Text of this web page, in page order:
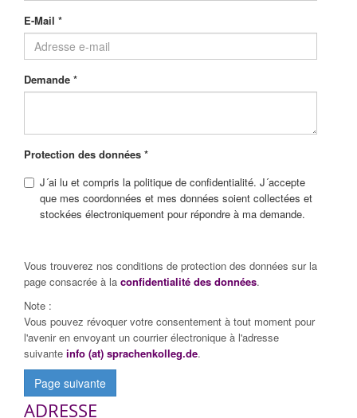
E-Mail *
Demande *
Protection des données *
J´ai lu et compris la politique de confidentialité. J´accepte
que mes coordonnées et mes données soient collectées et
stockées électroniquement pour répondre à ma demande.
Vous trouverez nos conditions de protection des données sur la
page consacrée à la confidentialité des données.
Note :
Vous pouvez révoquer votre consentement à tout moment pour
l'avenir en envoyant un courrier électronique à l'adresse
suivante info (at) sprachenkolleg.de.
Page suivante
ADRESSE